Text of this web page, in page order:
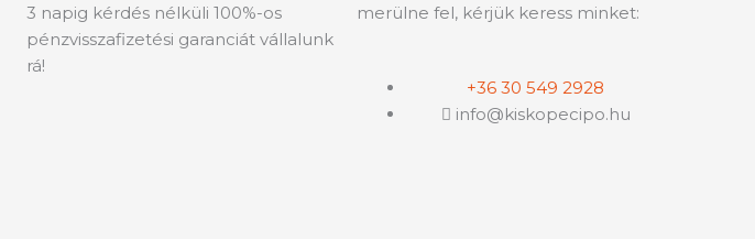
3 napig kérdés nélküli 100%-os
pénzvisszafizetési garanciát vállalunk
rá!
merülne fel, kérjük keress minket:
+36 30 549 2928
info@kiskopecipo.hu